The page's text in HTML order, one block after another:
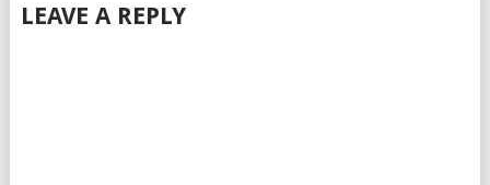
LEAVE A REPLY